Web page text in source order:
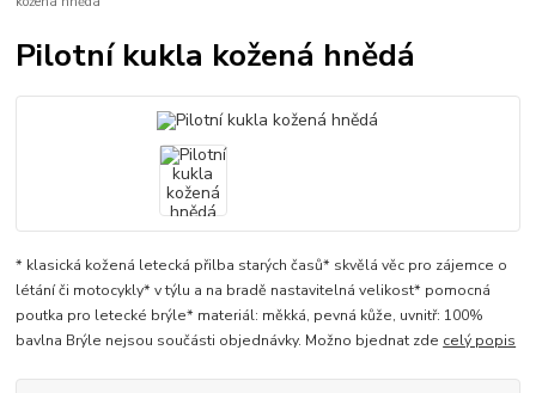
Pilotní kukla kožená hnědá
* klasická kožená letecká přilba starých časů* skvělá věc pro zájemce o
létání či motocykly* v týlu a na bradě nastavitelná velikost* pomocná
poutka pro letecké brýle* materiál: měkká, pevná kůže, uvnitř: 100%
bavlna Brýle nejsou součásti objednávky. Možno bjednat zde celý popis